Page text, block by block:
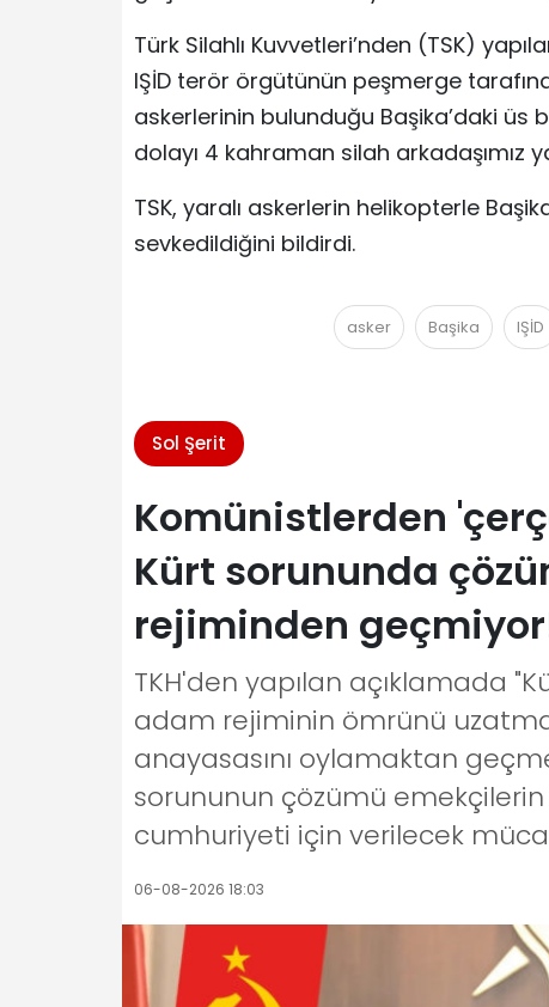
Türk Silahlı Kuvvetleri’nden (TSK)
IŞİD terör örgütünün peşmerge
askerlerinin bulunduğu Başika’daki
dolayı 4 kahraman silah arkadaşımız
TSK, yaralı askerlerin helikopterle
sevkedildiğini bildirdi.
asker Başika IŞİD
Sol Şerit
Komünistlerden
Kürt sorununda
rejiminden
TKH'den yapılan açıklamada
adam rejiminin ömrünü
anayasasını oylamaktan
sorununun çözümü emekçilerin
cumhuriyeti için verilecek
06-08-2026 18:03